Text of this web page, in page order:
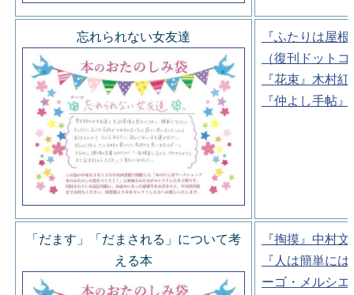
忘れられない女友達
『ふたりは屋
（復刊ドット
『花束』木村
『仲よし手帖
「だます」「だまされる」について考
える本
『掏摸』中村
『人は簡単に
ーゴ・メルシ